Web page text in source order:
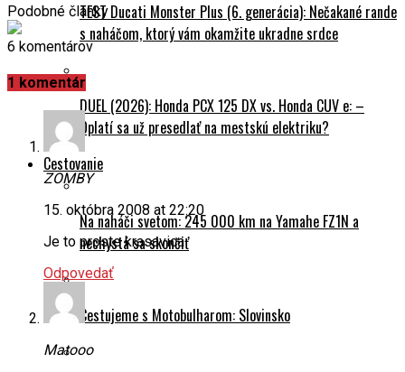
TEST Ducati Monster Plus (6. generácia): Nečakané rande
s naháčom, ktorý vám okamžite ukradne srdce
DUEL (2026): Honda PCX 125 DX vs. Honda CUV e: –
Oplatí sa už presedlať na mestskú elektriku?
Cestovanie
Na naháči svetom: 245 000 km na Yamahe FZ1N a
nechystá sa skončiť
Cestujeme s Motobulharom: Slovinsko
Podobné články
6 komentárov
1 komentár
ZOMBY
15. októbra 2008 at 22:20
Je to proste krasavica
Odpovedať
Matooo